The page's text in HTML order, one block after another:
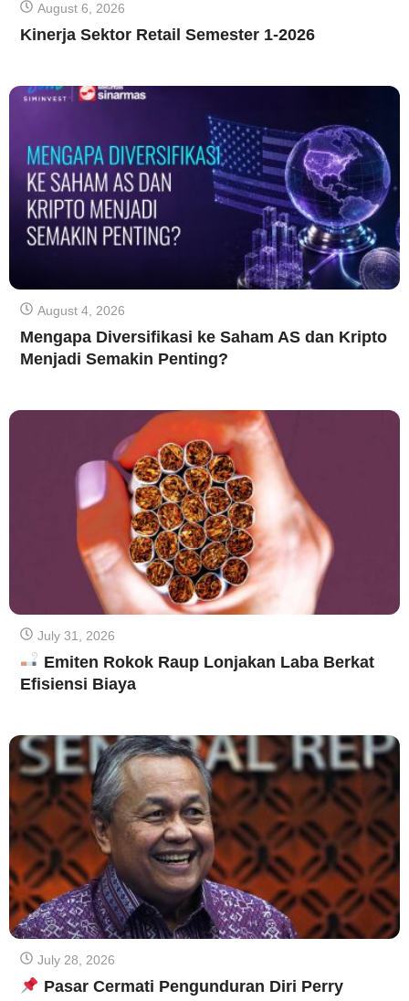
August 6, 2026
Kinerja Sektor Retail Semester 1-2026
August 4, 2026
Mengapa Diversifikasi ke Saham AS dan Kripto
Menjadi Semakin Penting?
July 31, 2026
Emiten Rokok Raup Lonjakan Laba Berkat
Efisiensi Biaya
July 28, 2026
Pasar Cermati Pengunduran Diri Perry